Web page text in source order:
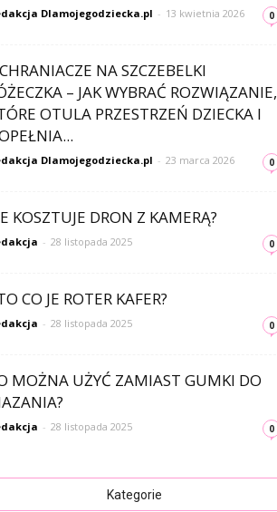
Dlamojegodziecka.pl - 13 kwietnia 2026 0
NA SZCZEBELKI
– JAK WYBRAĆ ROZWIĄZANIE,
OTULA PRZESTRZEŃ DZIECKA I
Dlamojegodziecka.pl - 23 marca 2026 0
KOSZTUJE DRON Z KAMERĄ?
- 28 listopada 2025 0
CO JE ROTER KAFER?
- 28 listopada 2025 0
MOŻNA UŻYĆ ZAMIAST GUMKI DO
- 28 listopada 2025 0
Kategorie